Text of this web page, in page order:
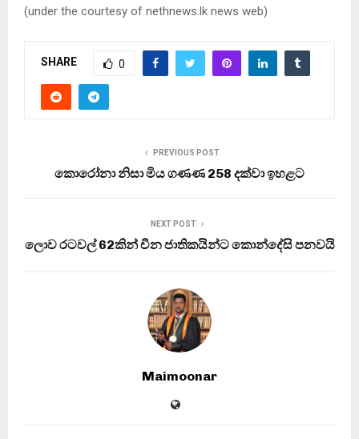
(under the courtesy of nethnews.lk news web)
SHARE 0
PREVIOUS POST
කොරෝනා නිසා මිය ගණණ 258 දක්වා ඉහළට
NEXT POST
ලොව රටවල් 62කින් චීන ජාතිකයින්ට කොන්දේසි පනවයි
Maimoonar